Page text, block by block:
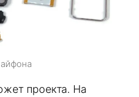
проекта. На